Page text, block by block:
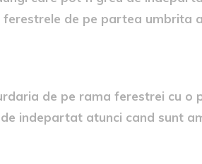
de pe partea umbrita
de pe rama ferestrei cu o
indepartat atunci cand sunt